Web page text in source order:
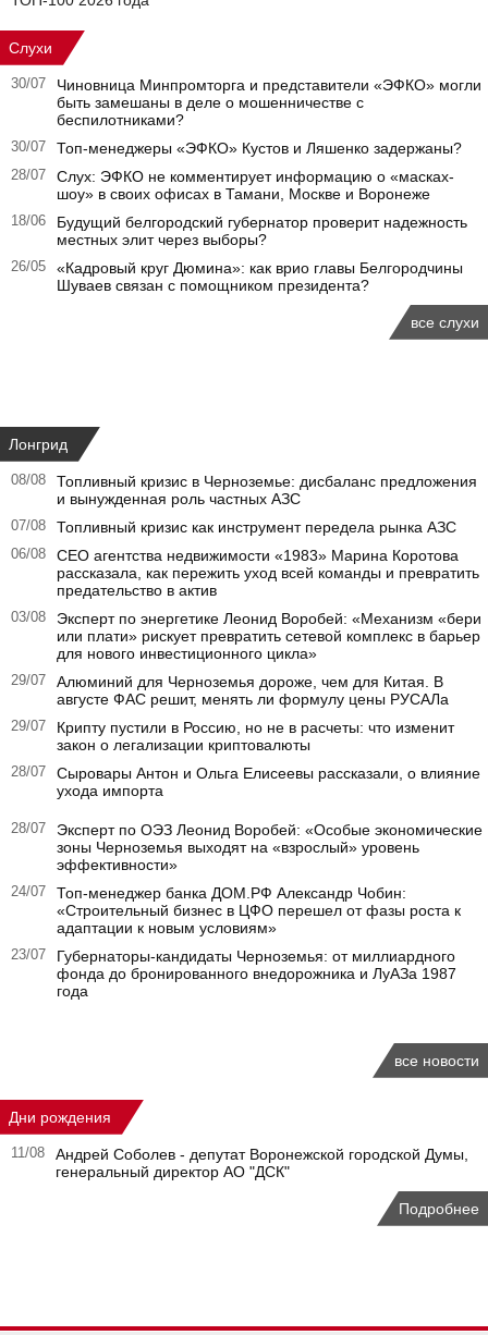
Слухи
30/07
Чиновница Минпромторга и представители «ЭФКО» могли
быть замешаны в деле о мошенничестве с
беспилотниками?
30/07 Топ-менеджеры «ЭФКО» Кустов и Ляшенко задержаны?
28/07
Слух: ЭФКО не комментирует информацию о «масках-
шоу» в своих офисах в Тамани, Москве и Воронеже
18/06
Будущий белгородский губернатор проверит надежность
местных элит через выборы?
26/05
«Кадровый круг Дюмина»: как врио главы Белгородчины
Шуваев связан с помощником президента?
все слухи
Лонгрид
08/08
Топливный кризис в Черноземье: дисбаланс предложения
и вынужденная роль частных АЗС
07/08 Топливный кризис как инструмент передела рынка АЗС
06/08
CEO агентства недвижимости «1983» Марина Коротова
рассказала, как пережить уход всей команды и превратить
предательство в актив
03/08
Эксперт по энергетике Леонид Воробей: «Механизм «бери
или плати» рискует превратить сетевой комплекс в барьер
для нового инвестиционного цикла»
29/07
Алюминий для Черноземья дороже, чем для Китая. В
августе ФАС решит, менять ли формулу цены РУСАЛа
29/07
Крипту пустили в Россию, но не в расчеты: что изменит
закон о легализации криптовалюты
28/07
Сыровары Антон и Ольга Елисеевы рассказали, о влияние
ухода импорта
28/07
Эксперт по ОЭЗ Леонид Воробей: «Особые экономические
зоны Черноземья выходят на «взрослый» уровень
эффективности»
24/07
Топ-менеджер банка ДОМ.РФ Александр Чобин:
«Строительный бизнес в ЦФО перешел от фазы роста к
адаптации к новым условиям»
23/07
Губернаторы‑кандидаты Черноземья: от миллиардного
фонда до бронированного внедорожника и ЛуАЗа 1987
года
все новости
Дни рождения
11/08
Андрей Соболев - депутат Воронежской городской Думы,
генеральный директор АО "ДСК"
Подробнее